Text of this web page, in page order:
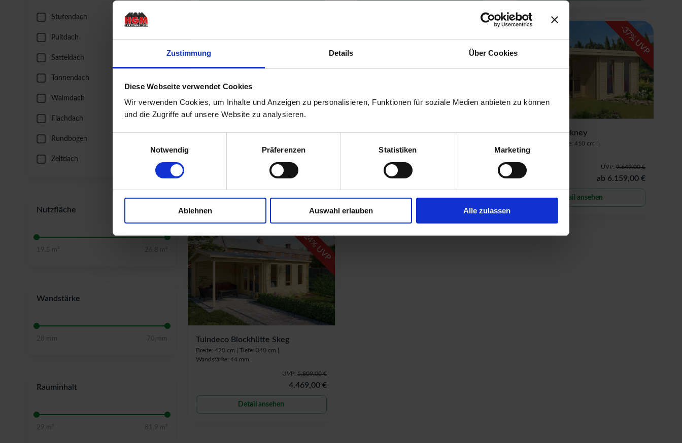
Zustimmung Details Über Cookies
Diese Webseite verwendet Cookies
Wir verwenden Cookies, um Inhalte und Anzeigen zu personalisieren, Funktionen für soziale Medien anbieten zu können
und die Zugriffe auf unsere Website zu analysieren.
Notwendig
Präferenzen Statistiken Marketing
Ablehnen Auswahl erlauben Alle zulassen
Stufendach
Pultdach
Satteldach
Tonnendach
Walmdach
Flachdach
Rundbogen
Zeltdach
Nutzfläche
19.5 m² 26.8 m²
Wandstärke
28 mm 70 mm
Rauminhalt
29 m³ 81.9 m³
% UVP
Freizeithaus Heidi 22.8 m²
UVP: 14.569,00 €
ab10.789,00 €
Detail ansehen
% UVP
Freizeithaus Java
Wandstärke: 44 mm
Detail ansehen
-
37
% UVP
Freizeithaus Orkney
Tiefe: 410 cm |
Wandstärke: 44 mm
UVP: 9.649,00 €
ab 6.159,00 €
Detail ansehen
-
24
% UVP
Tuindeco Blockhütte Skeg
Breite: 420 cm |
Tiefe: 340 cm |
Wandstärke: 44 mm
UVP: 5.809,00 €
4.469,00 €
Detail ansehen